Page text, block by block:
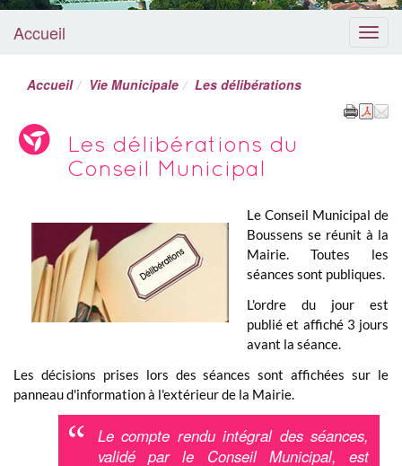
Menu
Accueil
Accueil Vie Municipale Les délibérations
Les délibérations du
Conseil Municipal
Le Conseil Municipal de
Boussens se réunit à la
Mairie. Toutes les
séances sont publiques.
L'ordre du jour est
publié et affiché 3 jours
avant la séance.
Les décisions prises lors des séances sont affichées sur le
panneau d'information à l'extérieur de la Mairie.
Le compte rendu intégral des séances,
validé par le Conseil Municipal, est